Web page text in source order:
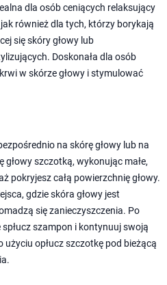
dla osób ceniących relaksujący
również dla tych, którzy borykają
się skóry głowy lub
Doskonała dla osób
w skórze głowy i stymulować
na skórę głowy lub na
szczotką, wykonując małe,
pokryjesz całą powierzchnię głowy.
gdzie skóra głowy jest
się zanieczyszczenia. Po
szampon i kontynuuj swoją
użyciu opłucz szczotkę pod bieżącą